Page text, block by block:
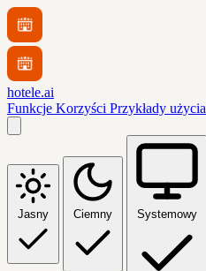
hotele.ai
Funkcje Korzyści Przykłady użycia
Jasny Ciemny Systemowy